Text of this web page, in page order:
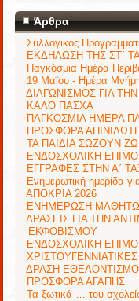
Άρθρα
Συλλογικός
ΕΚΔΗΛΩΣΗ ΤΗΣ ΣΤ΄
Παγκόσμια Ημέρα
19 Μαΐου - Ημέρα
ΔΙΑΓΩΝΙΣΜΟΣ ΓΙΑ
ΚΑΛΟ ΠΑΣΧΑ
ΠΑΓΚΟΣΜΙΑ ΗΜΕΡΑ
ΠΡΟΣΦΟΡΑ
ΤΑ ΠΑΙΔΙΑ ΣΩΖΟΥΝ
ΕΝΔΟΣΧΟΛΙΚΗ
ΕΓΓΡΑΦΕΣ ΣΤΗΝ Α΄
Ενημερωτική ημερίδα
ΑΠΟΚΡΙΑ 2026
ΕΝΗΜΕΡΩΣΗ
ΔΡΑΣΕΙΣ ΓΙΑ ΤΗΝ
ΕΚΦΟΒΙΣΜΟΥ
ΕΝΔΟΣΧΟΛΙΚΗ
ΔΡΑΣΗ
ΠΡΟΣΦΟΡΑ ΑΓΑΠΗΣ
Τα ξωτικά … του